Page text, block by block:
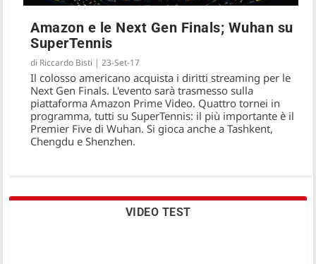
Amazon e le Next Gen Finals; Wuhan su
SuperTennis
di Riccardo Bisti |23-Set-17
Il colosso americano acquista i diritti streaming per le
Next Gen Finals. L'evento sarà trasmesso sulla
piattaforma Amazon Prime Video. Quattro tornei in
programma, tutti su SuperTennis: il più importante è il
Premier Five di Wuhan. Si gioca anche a Tashkent,
Chengdu e Shenzhen.
VIDEO TEST